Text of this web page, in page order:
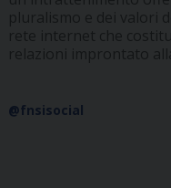
@fnsisocial